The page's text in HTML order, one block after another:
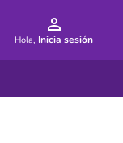
Hola, Inicia sesión